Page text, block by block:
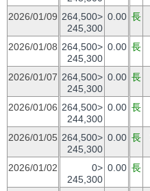
2026/01/09 264,500>
245,300
0.00 長
2026/01/08 264,500>
245,300
0.00 長
2026/01/07 264,500>
245,300
0.00 長
2026/01/06 264,500>
244,300
0.00 長
2026/01/05 264,500>
245,300
0.00 長
2026/01/02
0>
245,300
0.00 長